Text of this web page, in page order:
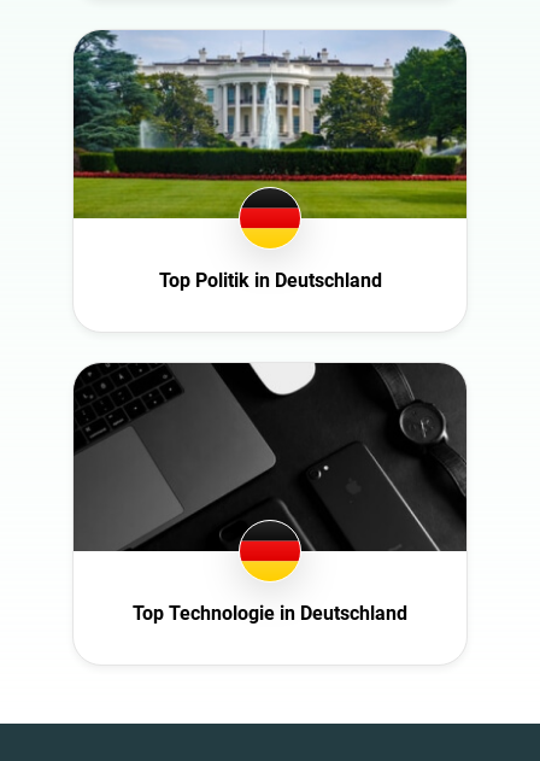
Rumänien
Saudi Arabia
Schweden
Spain
Südafrika
United Arab
Top Politik in Deutschland
Top Technologie in Deutschland